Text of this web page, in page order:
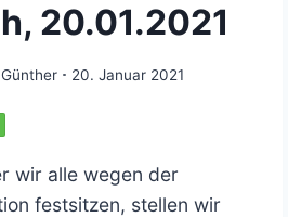
20.01.2021
20. Januar 2021
wir alle wegen der
festsitzen, stellen wir